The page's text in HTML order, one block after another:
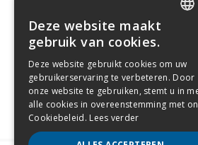
CONTACT
LELIEGAARDE 22, B-
02/238.10.11
Deze website maakt
gebruik van cookies.
Deze website gebruikt cookies om uw
gebruikerservaring te verbeteren. Door
onze website te gebruiken, stemt u in
alle cookies in overeenstemming met
Cookiebeleid. Lees verder